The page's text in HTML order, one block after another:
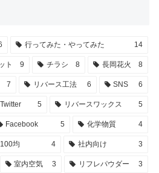
行ってみた・やってみた 14
ト 9 チラシ 8 長岡花火 8
7 リバース工法 6 SNS 6
Twitter 5 リバースワックス 5
Facebook 5 化学物質 4
100均 4 社内向け 3
室内空気 3 リフレパウダー 3